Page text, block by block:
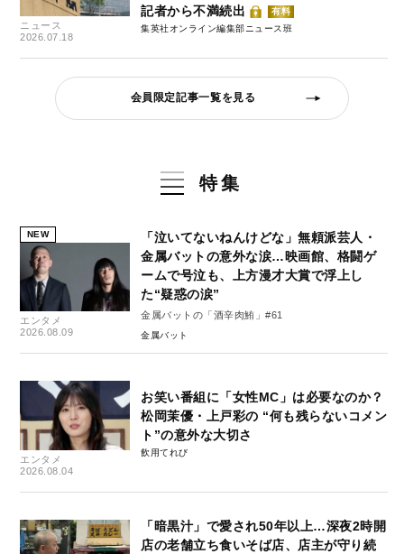
ニュース
2026.07.18
記者から不満続出
有料
集英社オンライン編集部ニュース班
会員限定記事一覧を見る
特集
NEW
エンタメ
2026.08.09
「泣いてないねんけどな」無頼派芸人・
金属バットの意外な涙…映画館、格闘ゲ
ームで号泣も、上方漫才大賞で浮上し
た“疑惑の涙”
金属バットの「酒辛肉鮪」#61
金属バット
エンタメ
2026.08.04
お笑い番組に「女性MC」は必要なのか？
松岡茉優・上戸彩の “何も残らないコメン
ト”の意外な大切さ
飲用てれび
「暗黒汁」で愛され50年以上…深夜2時開
店の老舗立ち食いそば店、店主が守り続